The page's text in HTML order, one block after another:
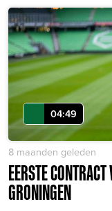
04:49
8 maanden geleden
EERSTE
GRONINGEN